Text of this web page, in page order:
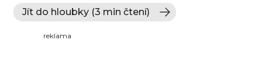
Jít do hloubky (3 min čtení)
reklama